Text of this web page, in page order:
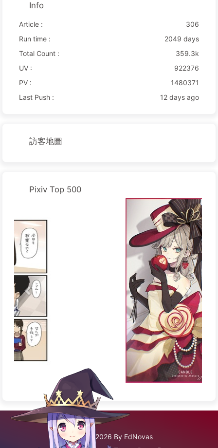
Info
Article :
306
Run time :
2049 days
Total Count :
359.3k
UV :
922376
PV :
1480371
Last Push :
12 days ago
訪客地圖
Pixiv Top 500
©2020 - 2026 By EdNovas